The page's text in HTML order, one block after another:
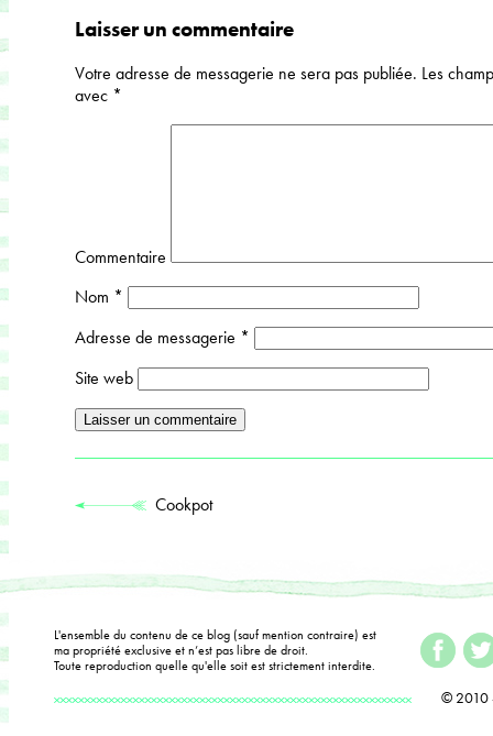
Laisser un commentaire
Votre adresse de messagerie ne sera pas publiée. Les
avec *
Commentaire
Nom *
Adresse de messagerie *
Site web
Cookpot
L'ensemble du contenu de ce blog (sauf mention contraire) est
ma propriété exclusive et n’est pas libre de droit.
Toute reproduction quelle qu'elle soit est strictement interdite.
© 2010